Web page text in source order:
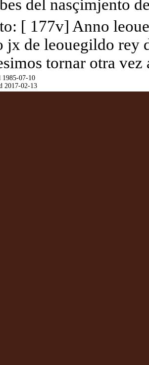
del nasçimjento
[ 177v] Anno
jx de leouegildo
tornar otra vez
1985-07-10
2017-02-13